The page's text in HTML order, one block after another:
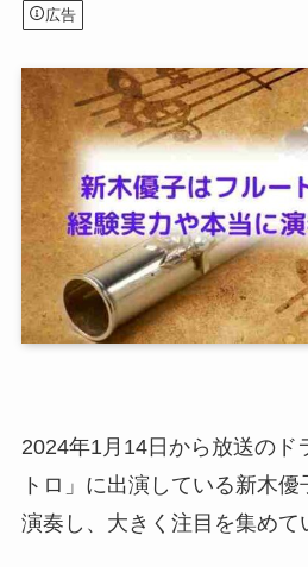
広告
2024年1月14日から放送のド
トロ」に出演している新木
演奏し、大きく注目を集めて